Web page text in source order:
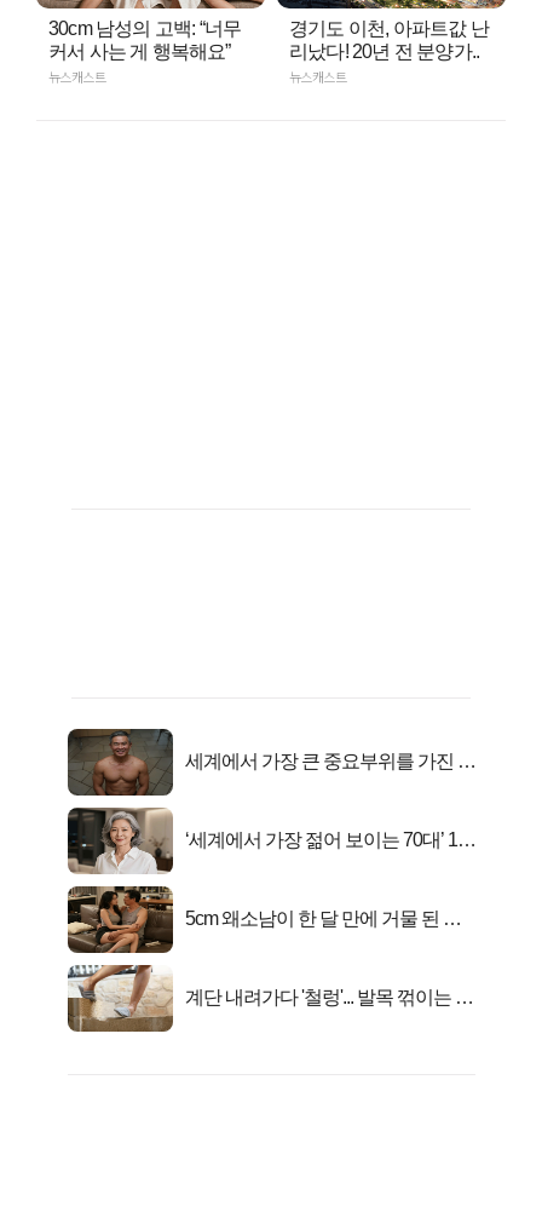
30cm 남성의 고백: “너무
커서 사는 게 행복해요”
뉴스캐스트
경기도 이천, 아파트값 난
리났다! 20년 전 분양가..
뉴스캐스트
세계에서 가장 큰 중요부위를 가진 남
‘세계에서 가장 젊어 보이는 70대’ 1위
5cm 왜소남이 한 달 만에 거물 된 사
계단 내려가다 '철렁'... 발목 꺾이는 이